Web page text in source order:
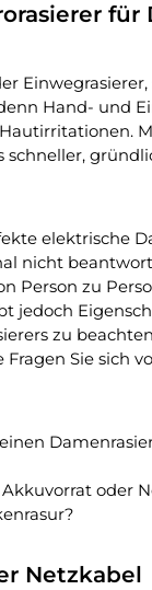
für
Hand- und
schneller,
elektrische
nicht
Person zu
jedoch
zu
Fragen Sie sich
oder
Netzkabel